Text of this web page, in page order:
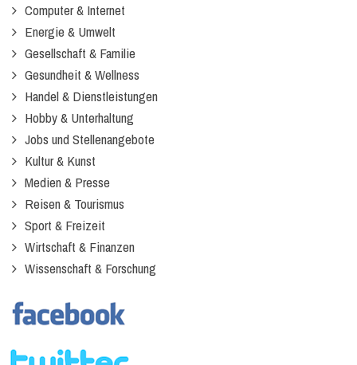
Computer & Internet
Energie & Umwelt
Gesellschaft & Familie
Gesundheit & Wellness
Handel & Dienstleistungen
Hobby & Unterhaltung
Jobs und Stellenangebote
Kultur & Kunst
Medien & Presse
Reisen & Tourismus
Sport & Freizeit
Wirtschaft & Finanzen
Wissenschaft & Forschung